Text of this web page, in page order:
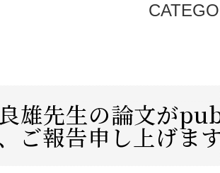
雄先生の論文が
ご報告申し上げま